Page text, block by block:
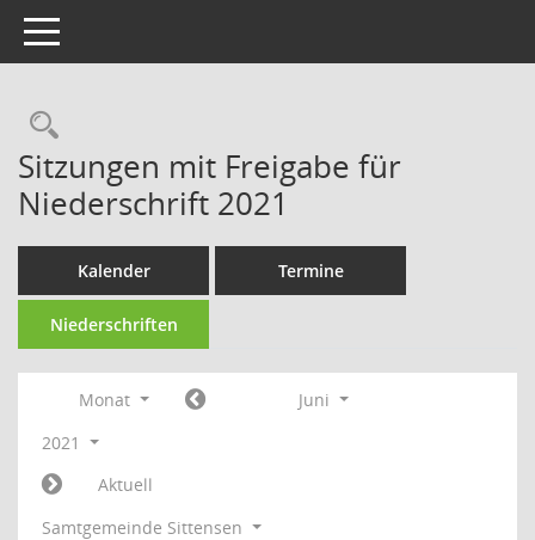
Toggle navigation
Rechercheauswahl
Sitzungen mit Freigabe für
Niederschrift 2021
Kalender Termine
Niederschriften
Monat
Juni
2021
Aktuell
Samtgemeinde Sittensen